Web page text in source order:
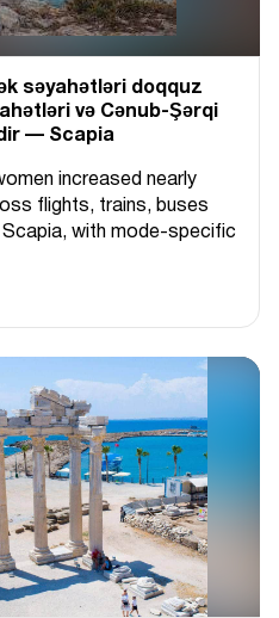
səyahətləri doqquz
və Cənub-Şərqi
— Scapia
increased nearly
flights, trains, buses
with mode-specific